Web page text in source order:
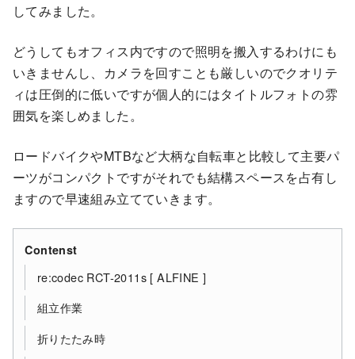
してみました。
どうしてもオフィス内ですので照明を搬入するわけにも
いきませんし、カメラを回すことも厳しいのでクオリテ
ィは圧倒的に低いですが個人的にはタイトルフォトの雰
囲気を楽しめました。
ロードバイクやMTBなど大柄な自転車と比較して主要パ
ーツがコンパクトですがそれでも結構スペースを占有し
ますので早速組み立てていきます。
Contenst
re:codec RCT-2011s [ ALFINE ]
組立作業
折りたたみ時